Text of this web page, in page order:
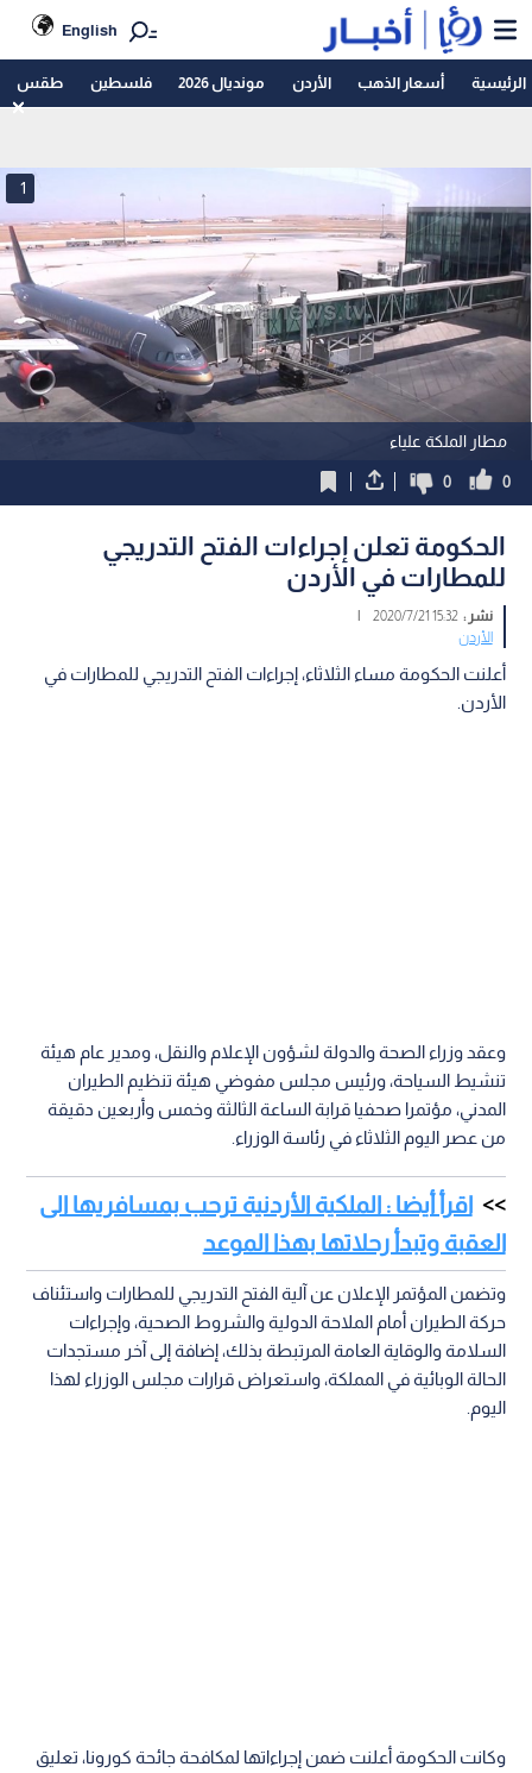
English
الرئيسية أسعار الذهب الأردن مونديال 2026 فلسطين طقس
مطار الملكة علياء
1
0
0
الحكومة تعلن إجراءات الفتح التدريجي
للمطارات في الأردن
نشر :15:32 2020/7/21
|
الأردن
أعلنت الحكومة مساء الثلاثاء، إجراءات الفتح التدريجي للمطارات في
الأردن.
وعقد وزراء الصحة والدولة لشؤون الإعلام والنقل، ومدير عام هيئة
تنشيط السياحة، ورئيس مجلس مفوضي هيئة تنظيم الطيران
المدني، مؤتمرا صحفيا قرابة الساعة الثالثة وخمس وأربعين دقيقة
من عصر اليوم الثلاثاء في رئاسة الوزراء.
اقرأ أيضا : الملكية الأردنية ترحب بمسافريها الى
العقبة وتبدأ رحلاتها بهذا الموعد
وتضمن المؤتمر الإعلان عن آلية الفتح التدريجي للمطارات واستئناف
حركة الطيران أمام الملاحة الدولية والشروط الصحية، وإجراءات
السلامة والوقاية العامة المرتبطة بذلك، إضافة إلى آخر مستجدات
الحالة الوبائية في المملكة، واستعراض قرارات مجلس الوزراء لهذا
اليوم.
وكانت الحكومة أعلنت ضمن إجراءاتها لمكافحة جائحة كورونا، تعليق